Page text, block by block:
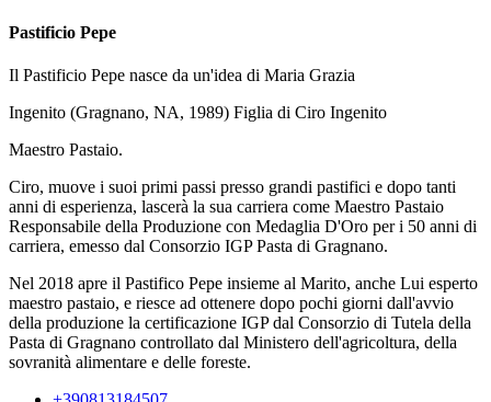
Pastificio Pepe
Il Pastificio Pepe nasce da un'idea di Maria Grazia
Ingenito (Gragnano, NA, 1989) Figlia di Ciro Ingenito
Maestro Pastaio.
Ciro, muove i suoi primi passi presso grandi pastifici e dopo tanti
anni di esperienza, lascerà la sua carriera come Maestro Pastaio
Responsabile della Produzione con Medaglia D'Oro per i 50 anni di
carriera, emesso dal Consorzio IGP Pasta di Gragnano.
Nel 2018 apre il Pastifico Pepe insieme al Marito, anche Lui esperto
maestro pastaio, e riesce ad ottenere dopo pochi giorni dall'avvio
della produzione la certificazione IGP dal Consorzio di Tutela della
Pasta di Gragnano controllato dal Ministero dell'agricoltura, della
sovranità alimentare e delle foreste.